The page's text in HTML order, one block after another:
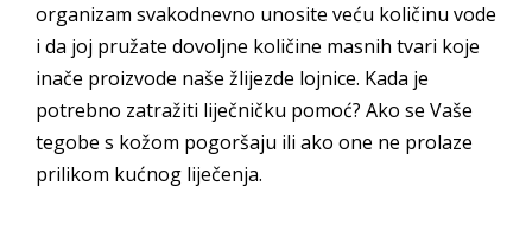
organizam svakodnevno unosite veću količinu vode
i da joj pružate dovoljne količine masnih tvari koje
inače proizvode naše žlijezde lojnice. Kada je
potrebno zatražiti liječničku pomoć? Ako se Vaše
tegobe s kožom pogoršaju ili ako one ne prolaze
prilikom kućnog liječenja.